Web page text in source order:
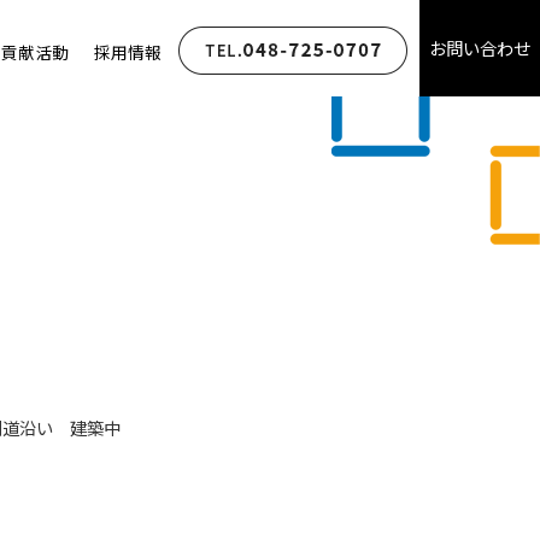
献活動 採用情報 お問い合わせ
沿い 建築中